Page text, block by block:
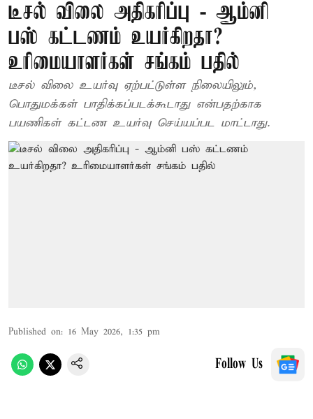
டீசல் விலை அதிகரிப்பு - ஆம்னி
பஸ் கட்டணம் உயர்கிறதா?
உரிமையாளர்கள் சங்கம் பதில்
டீசல் விலை உயர்வு ஏற்பட்டுள்ள நிலையிலும்,
பொதுமக்கள் பாதிக்கப்படக்கூடாது என்பதற்காக
பயணிகள் கட்டண உயர்வு செய்யப்பட மாட்டாது.
Published on: 16 May 2026, 1:35 pm
Follow Us